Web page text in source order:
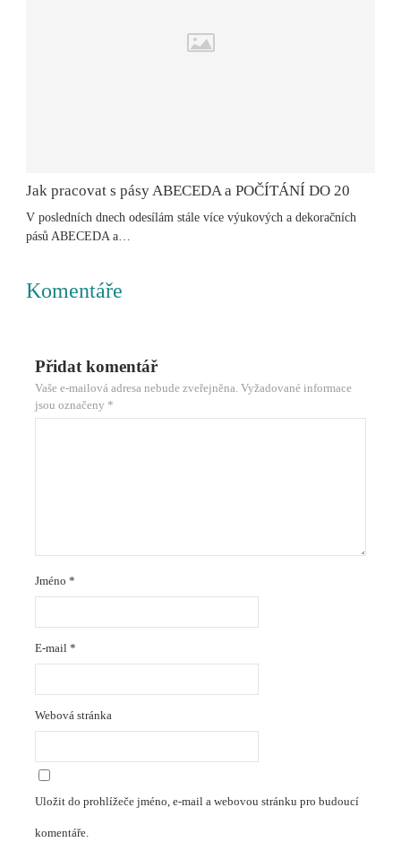
Jak pracovat s pásy ABECEDA a POČÍTÁNÍ DO 20
V posledních dnech odesílám stále více výukových a dekoračních
pásů ABECEDA a…
Komentáře
Přidat komentář
Vaše e-mailová adresa nebude zveřejněna. Vyžadované informace
jsou označeny *
Jméno*
E-mail*
Webová stránka
Uložit do prohlížeče jméno, e-mail a webovou stránku pro budoucí
komentáře.